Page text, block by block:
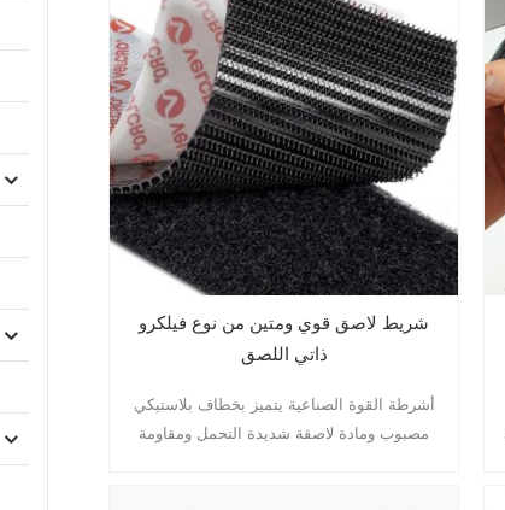
شريط لاصق قوي ومتين من نوع فيلكرو
ذاتي اللصق
أشرطة القوة الصناعية يتميز بخطاف بلاستيكي
مصبوب ومادة لاصقة شديدة التحمل ومقاومة